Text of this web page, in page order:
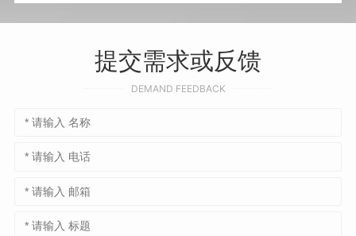
提交需求或反馈
DEMAND FEEDBACK